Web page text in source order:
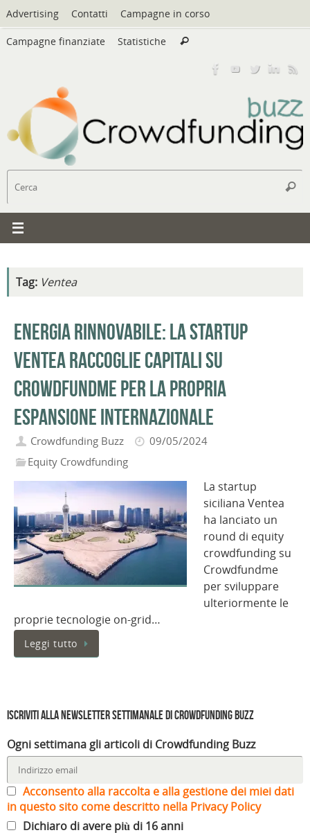
Vai
al
contenuto
Advertising Contatti Campagne in corso
Campagne finanziate Statistiche Cerca
Cerca
Tag: Ventea
Energia rinnovabile: la startup
Ventea raccoglie capitali su
Crowdfundme per la propria
espansione internazionale
Crowdfunding Buzz
09/05/2024
Equity Crowdfunding
La startup
siciliana Ventea
ha lanciato un
round di equity
crowdfunding su
Crowdfundme
per sviluppare
ulteriormente le
proprie tecnologie on-grid…
Leggi tutto
Iscriviti alla Newsletter settimanale di Crowdfunding Buzz
Ogni settimana gli articoli di Crowdfunding Buzz
Acconsento alla raccolta e alla gestione dei miei dati
in questo sito come descritto nella Privacy Policy
Dichiaro di avere più di 16 anni